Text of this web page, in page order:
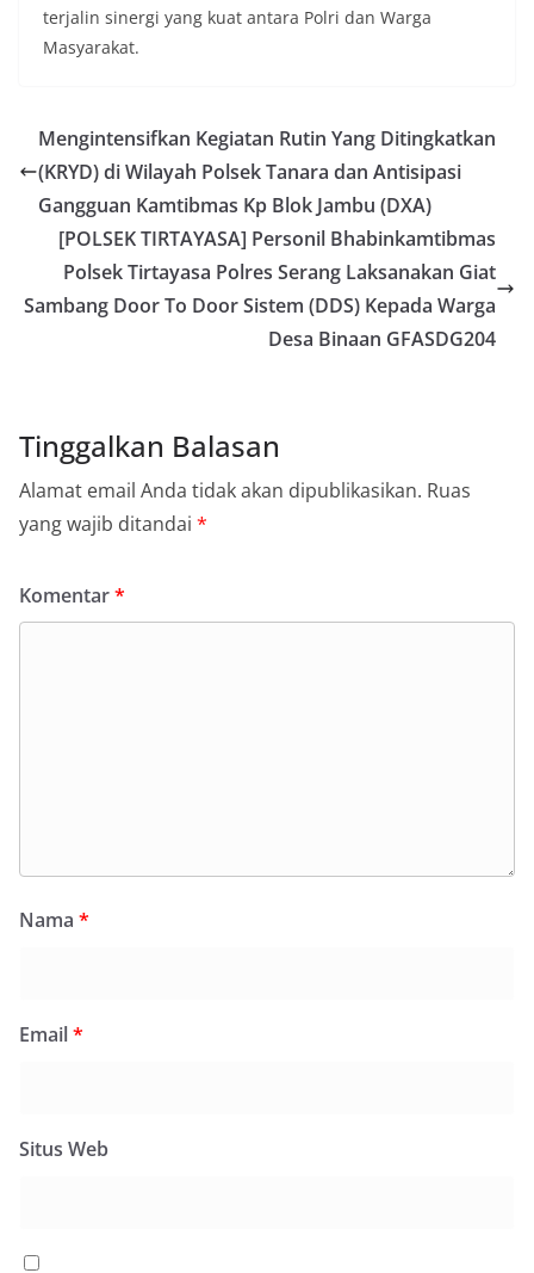
terjalin sinergi yang kuat antara Polri dan Warga
Masyarakat.
Mengintensifkan Kegiatan Rutin Yang Ditingkatkan
(KRYD) di Wilayah Polsek Tanara dan Antisipasi
Gangguan Kamtibmas Kp Blok Jambu (DXA)
[POLSEK TIRTAYASA] Personil Bhabinkamtibmas
Polsek Tirtayasa Polres Serang Laksanakan Giat
Sambang Door To Door Sistem (DDS) Kepada Warga
Desa Binaan GFASDG204
Tinggalkan Balasan
Alamat email Anda tidak akan dipublikasikan. Ruas
yang wajib ditandai *
Komentar*
Nama *
Email*
Situs Web